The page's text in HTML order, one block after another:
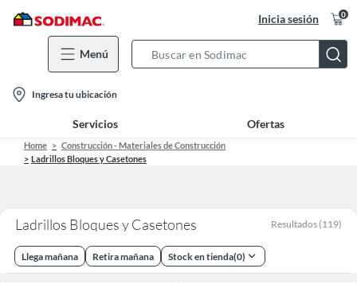
Inicia sesión 0
Menú
Bar
location-
icon
Ingresa tu ubicación
Servicios Ofertas
Home
Construcción - Materiales de Construcción
Ladrillos Bloques y Casetones
Ladrillos Bloques y Casetones Resultados (119)
Llega mañana Retira mañana Stock en tienda(0)